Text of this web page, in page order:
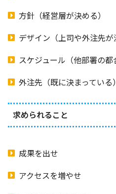
方針（経営層が決める）
デザイン（上司や外注先が
スケジュール（他部署の都
外注先（既に決まっている）
求められること
成果を出せ
アクセスを増やせ